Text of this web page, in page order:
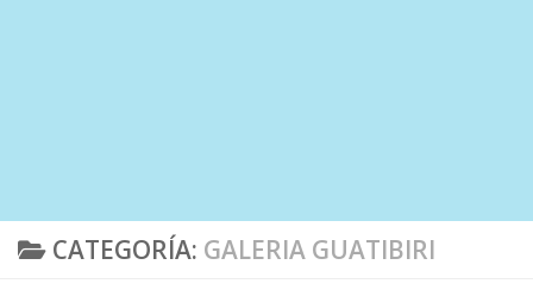
CATEGORÍA: GALERIA GUATIBIRI